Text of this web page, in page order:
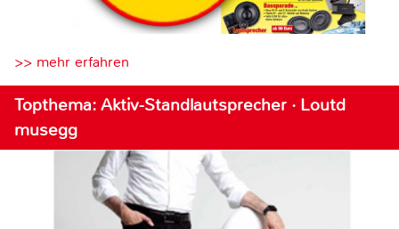
>> mehr erfahren
Topthema: Aktiv-Standlautsprecher · Loutd
musegg